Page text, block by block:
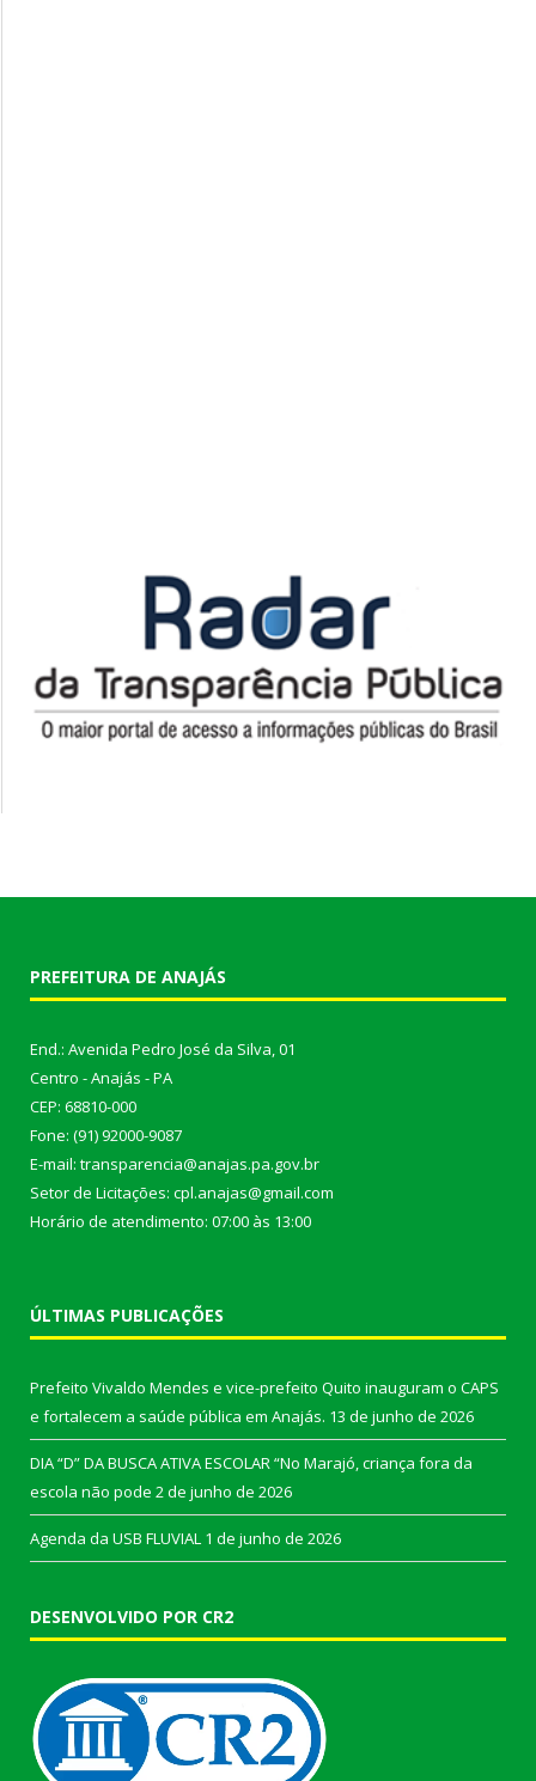
PREFEITURA DE ANAJÁS
End.: Avenida Pedro José da Silva, 01
Centro - Anajás - PA
CEP: 68810-000
Fone: (91) 92000-9087
E-mail: transparencia@anajas.pa.gov.br
Setor de Licitações: cpl.anajas@gmail.com
Horário de atendimento: 07:00 às 13:00
ÚLTIMAS PUBLICAÇÕES
Prefeito Vivaldo Mendes e vice-prefeito Quito inauguram o CAPS
e fortalecem a saúde pública em Anajás. 13 de junho de 2026
DIA “D” DA BUSCA ATIVA ESCOLAR “No Marajó, criança fora da
escola não pode 2 de junho de 2026
Agenda da USB FLUVIAL 1 de junho de 2026
DESENVOLVIDO POR CR2